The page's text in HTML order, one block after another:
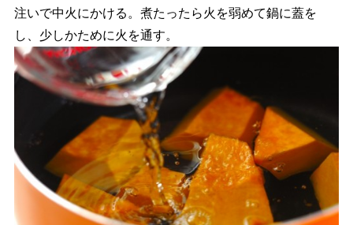
注いで中火にかける。煮たったら火を弱めて鍋に蓋を
し、少しかために火を通す。